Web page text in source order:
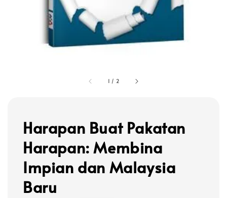
1 / 2
Harapan Buat Pakatan
Harapan: Membina
Impian dan Malaysia
Baru